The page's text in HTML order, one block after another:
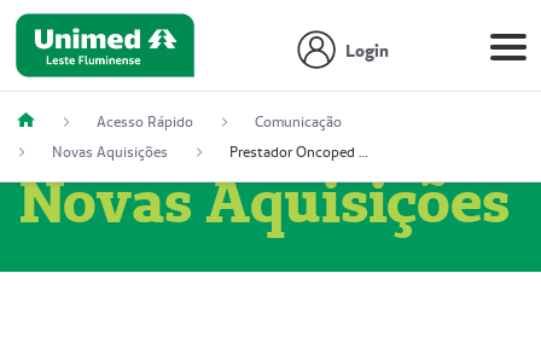
Login
Acesso Rápido
Comunicação
Novas Aquisições
Prestador Oncoped Serviços Médicos (51004335-0)
Novas Aquisições